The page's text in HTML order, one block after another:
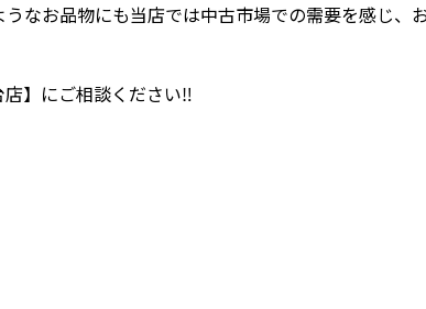
なお品物にも当店では中古市場での需要を感じ、
】にご相談ください‼️